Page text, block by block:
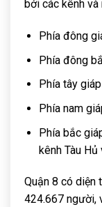
bởi các kênh
Phía đông
Phía đông
Phía tây
Phía nam
Phía bắc
kênh Tàu Hủ
Quận 8 có diện
424.667 người,